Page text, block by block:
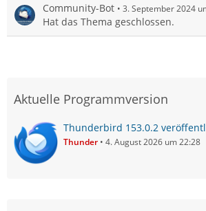
Community-Bot 3. September 2024
Hat das Thema geschlossen.
Aktuelle Programmversion
Thunderbird 153.0.2
Thunder 4. August 2026 um 22:28